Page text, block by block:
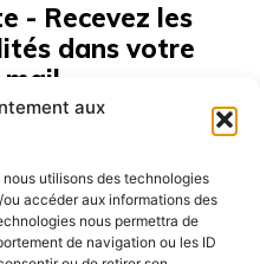
aux
utilisons des technologies
accéder aux informations des
nous permettra de
de navigation ou les ID
- Recevez les
dans votre